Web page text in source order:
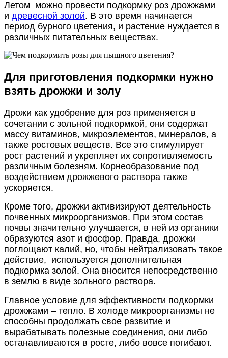
Летом можно провести подкормку роз дрожжами
и древесной золой. В это время начинается
период бурного цветения, и растение нуждается в
различных питательных веществах.
Для приготовления подкормки нужно
взять дрожжи и золу
Дрожи как удобрение для роз применяется в
сочетании с зольной подкормкой, они содержат
массу витаминов, микроэлементов, минералов, а
также ростовых веществ. Все это стимулирует
рост растений и укрепляет их сопротивляемость
различным болезням. Корнеобразование под
воздействием дрожжевого раствора также
ускоряется.
Кроме того, дрожжи активизируют деятельность
почвенных микроорганизмов. При этом состав
почвы значительно улучшается, в ней из органики
образуются азот и фосфор. Правда, дрожжи
поглощают калий, но, чтобы нейтрализовать такое
действие, используется дополнительная
подкормка золой. Она вносится непосредственно
в землю в виде зольного раствора.
Главное условие для эффективности подкормки
дрожжами – тепло. В холоде микроорганизмы не
способны продолжать свое развитие и
вырабатывать полезные соединения, они либо
останавливаются в росте, либо вовсе погибают.